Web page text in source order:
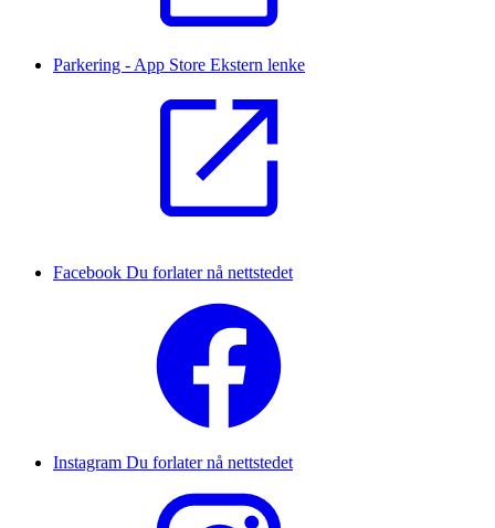
Parkering - App Store Ekstern lenke
Facebook Du forlater nå nettstedet
Instagram Du forlater nå nettstedet